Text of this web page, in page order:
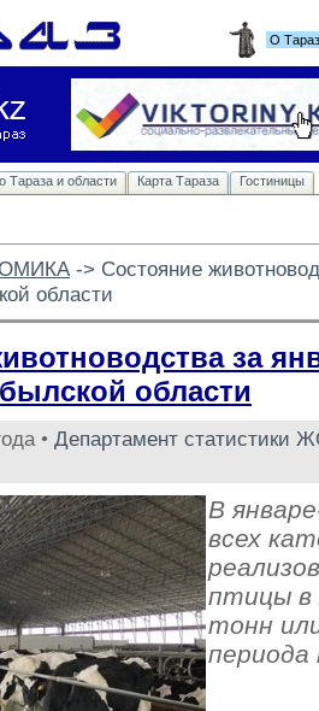
О
Тараза и области Карта Тараза Гостиницы
-> Состояние
области
за
области
• Департамент статистики
В
всех
птицы в
тонн
периода